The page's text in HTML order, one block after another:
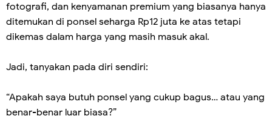
fotografi, dan kenyamanan premium yang biasanya hanya
ditemukan di ponsel seharga Rp12 juta ke atas tetapi
dikemas dalam harga yang masih masuk akal.
Jadi, tanyakan pada diri sendiri:
“Apakah saya butuh ponsel yang cukup bagus… atau yang
benar-benar luar biasa?”